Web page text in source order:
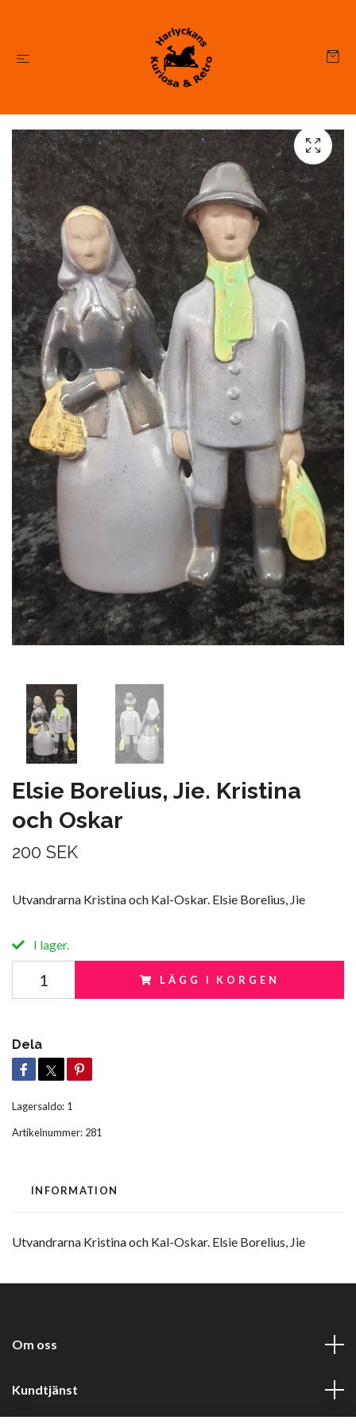
Elsie Borelius, Jie. Kristina
och Oskar
200 SEK
Utvandrarna Kristina och Kal-Oskar. Elsie Borelius, Jie
I lager.
LÄGG I KORGEN
Dela
Lagersaldo: 1
Artikelnummer: 281
INFORMATION
Utvandrarna Kristina och Kal-Oskar. Elsie Borelius, Jie
Om oss
Kundtjänst